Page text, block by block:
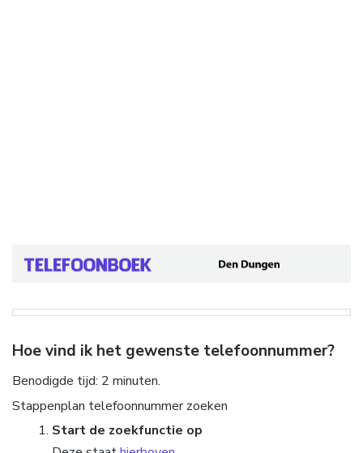
Hoe vind ik het gewenste telefoonnummer?
Benodigde tijd: 2 minuten.
Stappenplan telefoonnummer zoeken
Start de zoekfunctie op